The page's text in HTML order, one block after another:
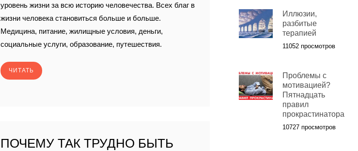
уровень жизни за всю историю человечества. Всех благ в
жизни человека становиться больше и больше.
Медицина, питание, жилищные условия, деньги,
социальные услуги, образование, путешествия.
ЧИТАТЬ
ПОЧЕМУ ТАК ТРУДНО БЫТЬ
Иллюзии,
разбитые
терапией
11052 просмотров
Проблемы с
мотивацией?
Пятнадцать
правил
прокрастинатора
10727 просмотров